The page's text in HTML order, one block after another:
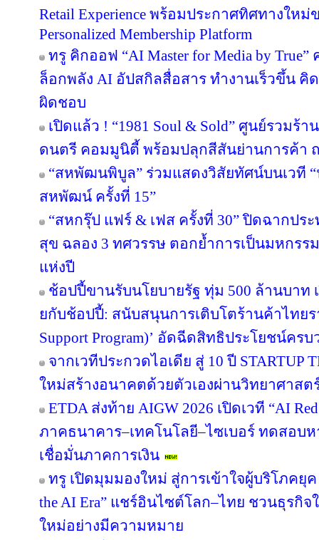
Retail Experience พร้อมประกาศทิศทางใหม่
Personalized Membership Platform
ทรู คิกออฟ “AI Master for Media by
ล็อกพลัง AI อัปสกิลสื่อสาร ทำงานเร็วขึ้น คิ
ผิดชอบ
เปิดแล้ว ! “1981 Soul & Sold” ศูนย์รวม
ดนตรี คอมมูนิตี้ พร้อมปลุกสีสันย่านการค้า
“สหพัฒนพิบูล” ร่วมแสดงวิสัยทัศน์บนเวที
สหพัฒน์ ครั้งที่ 15”
“สหกรุ๊ป แฟร์ & เฟส ครั้งที่ 30” ปิดฉากป
สุข ฉลอง 3 ทศวรรษ ตอกย้ำการเป็นมหกร
แห่งปี
ช้อปปี้ขานรับนโยบายรัฐ ทุ่ม 500 ล้านบาท
ยกับช้อปปี้: สนับสนุนการเติบโตร้านค้าไทยร
Support Program)’ อัดฉีดสิทธิประโยชน์ครบ
จากเวทีประกวดไอเดีย สู่ 10 ปี STARTUP
ใหม่สร้างอนาคตด้วยตัวเองผ่านวิทยาศาสต
ETDA ส่งท้าย AIGW 2026 เปิดเวที “AI
ภาคธนาคาร–เทคโนโลยี–ไซเบอร์ ทดสอบห
เชื่อมั่นภาคการเงิน
ทรู เปิดมุมมองใหม่ สู่การเข้าใจผู้บริโภคยุค
the AI Era” แชร์อินไซต์โลก–ไทย ชวนธุรกิจ
ใหม่อย่างมีความหมาย